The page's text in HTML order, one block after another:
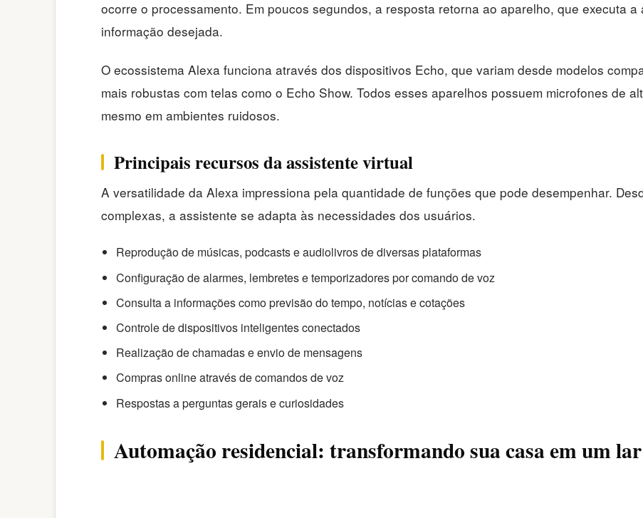
ocorre o processamento. Em poucos segundos, a resposta retorna ao aparelho, que executa
informação desejada.
O ecossistema Alexa funciona através dos dispositivos Echo, que variam desde modelos
mais robustas com telas como o Echo Show. Todos esses aparelhos possuem microfones de
mesmo em ambientes ruidosos.
Principais recursos da assistente virtual
A versatilidade da Alexa impressiona pela quantidade de funções que pode desempenhar.
complexas, a assistente se adapta às necessidades dos usuários.
Reprodução de músicas, podcasts e audiolivros de diversas plataformas
Configuração de alarmes, lembretes e temporizadores por comando de voz
Consulta a informações como previsão do tempo, notícias e cotações
Controle de dispositivos inteligentes conectados
Realização de chamadas e envio de mensagens
Compras online através de comandos de voz
Respostas a perguntas gerais e curiosidades
Automação residencial: transformando sua casa em um